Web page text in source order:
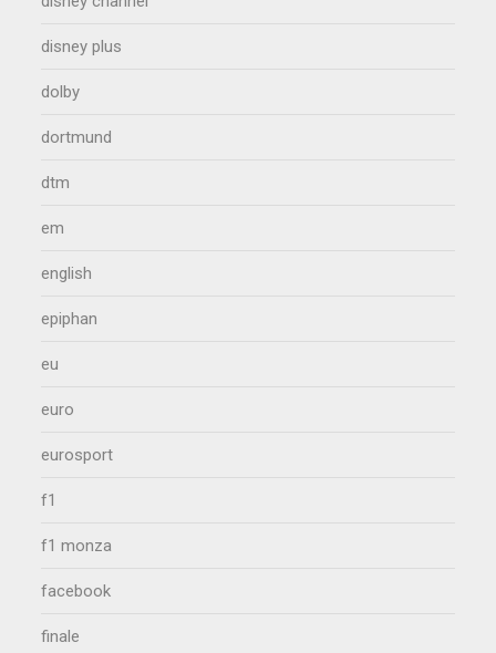
disney plus
dolby
dortmund
dtm
em
english
epiphan
eu
euro
eurosport
f1
f1 monza
facebook
finale